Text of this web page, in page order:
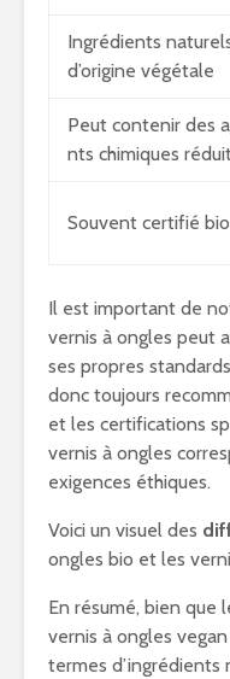
Ingrédients
d’origine végétale
Peut contenir des
nts chimiques
Souvent certifié bio
Il est important de
vernis à ongles peut
ses propres
donc toujours
et les certifications
vernis à ongles
exigences éthiques.
Voici un visuel des
ongles bio et les
En résumé, bien que
vernis à ongles
termes d’ingrédients